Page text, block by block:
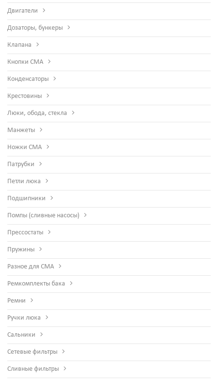
Двигатели
Дозаторы, бункеры
Клапана
Кнопки СМА
Конденсаторы
Крестовины
Люки, обода, стекла
Манжеты
Ножки СМА
Патрубки
Петли люка
Подшипники
Помпы (сливные насосы)
Прессостаты
Пружины
Разное для СМА
Ремкомплекты бака
Ремни
Ручки люка
Сальники
Сетевые фильтры
Сливные фильтры